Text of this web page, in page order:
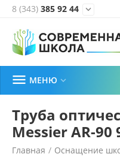
8 (343) 385 92 44 
 МЕНЮ 
Труба
Messier AR-90
Главная / Оснащение